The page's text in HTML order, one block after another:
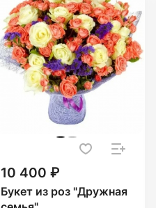
10 400 ₽
Букет из роз "Дружная